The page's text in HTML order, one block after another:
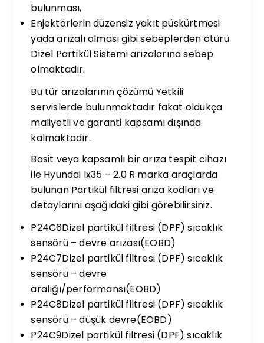
bulunması,
Enjektörlerin düzensiz yakıt püskürtmesi
yada arızalı olması gibi sebeplerden ötürü
Dizel Partikül Sistemi arızalarına sebep
olmaktadır.
Bu tür arızalarının çözümü Yetkili
servislerde bulunmaktadır fakat oldukça
maliyetli ve garanti kapsamı dışında
kalmaktadır.
Basit veya kapsamlı bir arıza tespit cihazı
ile Hyundai Ix35 – 2.0 R marka araçlarda
bulunan Partikül filtresi arıza kodları ve
detaylarını aşağıdaki gibi görebilirsiniz.
P24C6Dizel partikül filtresi (DPF) sıcaklık
sensörü – devre arızası(EOBD)
P24C7Dizel partikül filtresi (DPF) sıcaklık
sensörü – devre
aralığı/performansı(EOBD)
P24C8Dizel partikül filtresi (DPF) sıcaklık
sensörü – düşük devre(EOBD)
P24C9Dizel partikül filtresi (DPF) sıcaklık